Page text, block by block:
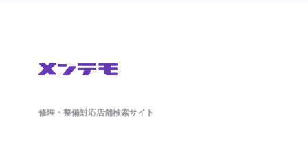
修理・整備対応店舗検索サイト